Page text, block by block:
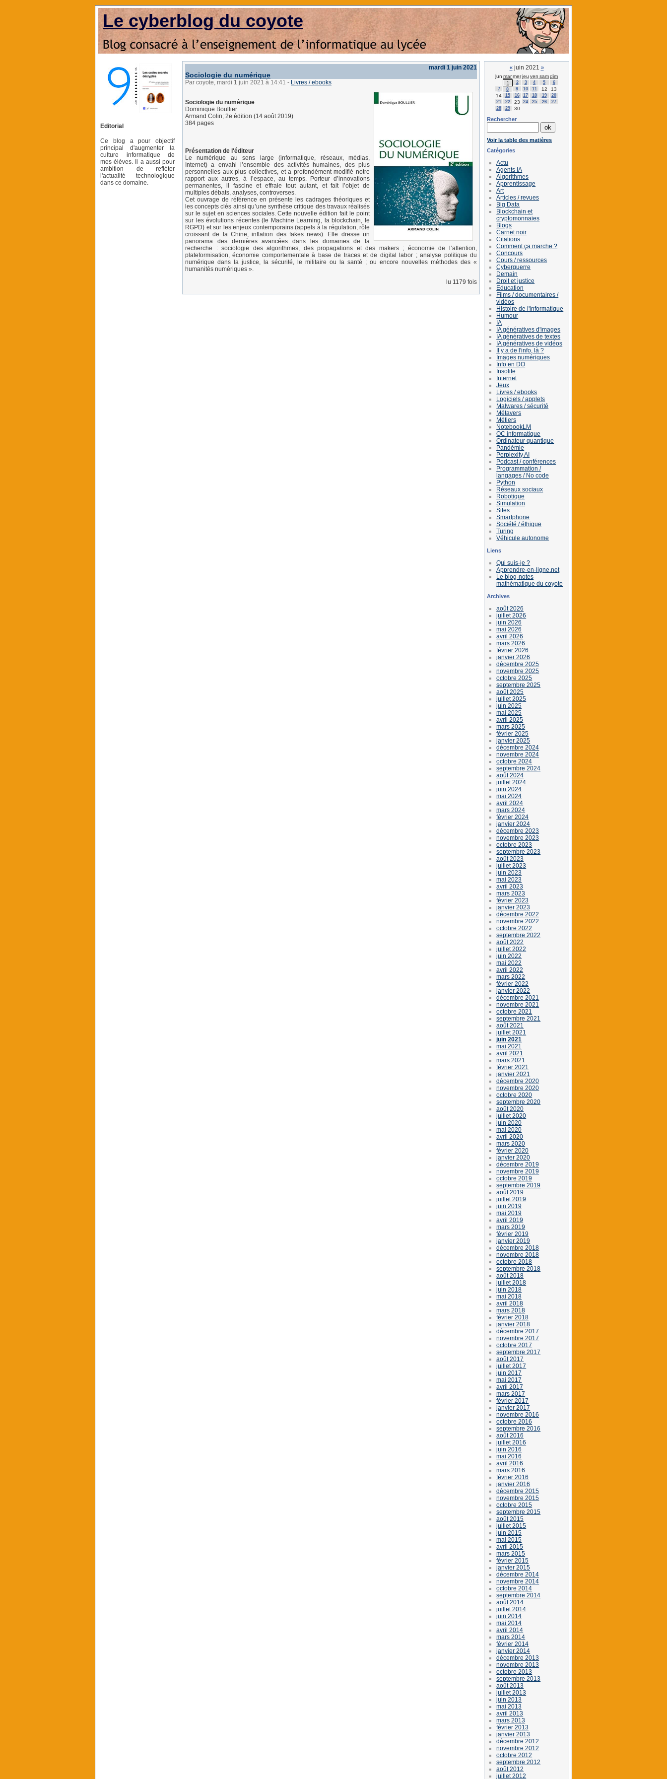
Le cyberblog du coyote
Editorial
Ce blog a pour objectif
principal d'augmenter la
culture informatique de
mes élèves. Il a aussi pour
ambition de refléter
l'actualité technologique
dans ce domaine.
mardi 1 juin 2021
Sociologie du numérique
Par coyote, mardi 1 juin 2021 à 14:41 - Livres / ebooks
Sociologie du numérique
Dominique Boullier
Armand Colin; 2e édition (14 août 2019)
384 pages
Présentation de l'éditeur
Le numérique au sens large (informatique, réseaux, médias,
Internet) a envahi l’ensemble des activités humaines, des plus
personnelles aux plus collectives, et a profondément modifié notre
rapport aux autres, à l’espace, au temps. Porteur d’innovations
permanentes, il fascine et effraie tout autant, et fait l’objet de
multiples débats, analyses, controverses.
Cet ouvrage de référence en présente les cadrages théoriques et
les concepts clés ainsi qu’une synthèse critique des travaux réalisés
sur le sujet en sciences sociales. Cette nouvelle édition fait le point
sur les évolutions récentes (le Machine Learning, la blockchain, le
RGPD) et sur les enjeux contemporains (appels à la régulation, rôle
croissant de la Chine, inflation des fakes news). Elle dresse un
panorama des dernières avancées dans les domaines de la
recherche : sociologie des algorithmes, des propagations et des makers ; économie de l’attention,
plateformisation, économie comportementale à base de traces et de digital labor ; analyse politique du
numérique dans la justice, la sécurité, le militaire ou la santé ; ou encore nouvelles méthodes des «
humanités numériques ».
lu 1179 fois
«juin 2021 »
lun marmerjeu ven samdim
1 2 3 4 5
6
7
8 9 10 11 12
13
14
15 16 17 18 19
20
21
22 23 24 25 26
27
28
29 30
Rechercher
Voir la table des matières
Catégories
Actu
Agents IA
Algorithmes
Apprentissage
Art
Articles / revues
Big Data
Blockchain et
cryptomonnaies
Blogs
Carnet noir
Citations
Comment ça marche ?
Concours
Cours / ressources
Cyberguerre
Demain
Droit et justice
Education
Films / documentaires /
vidéos
Histoire de l'informatique
Humour
IA
IA génératives d'images
IA génératives de textes
IA génératives de vidéos
Il y a de l'info, là ?
Images numériques
Info en DO
Insolite
Internet
Jeux
Livres / ebooks
Logiciels / applets
Malwares / sécurité
Métavers
Métiers
NotebookLM
OC informatique
Ordinateur quantique
Pandémie
Perplexity AI
Podcast / conférences
Programmation /
langages / No code
Python
Réseaux sociaux
Robotique
Simulation
Sites
Smartphone
Société / éthique
Turing
Véhicule autonome
Liens
Qui suis-je ?
Apprendre-en-ligne.net
Le blog-notes
mathématique du coyote
Archives
août 2026
juillet 2026
juin 2026
mai 2026
avril 2026
mars 2026
février 2026
janvier 2026
décembre 2025
novembre 2025
octobre 2025
septembre 2025
août 2025
juillet 2025
juin 2025
mai 2025
avril 2025
mars 2025
février 2025
janvier 2025
décembre 2024
novembre 2024
octobre 2024
septembre 2024
août 2024
juillet 2024
juin 2024
mai 2024
avril 2024
mars 2024
février 2024
janvier 2024
décembre 2023
novembre 2023
octobre 2023
septembre 2023
août 2023
juillet 2023
juin 2023
mai 2023
avril 2023
mars 2023
février 2023
janvier 2023
décembre 2022
novembre 2022
octobre 2022
septembre 2022
août 2022
juillet 2022
juin 2022
mai 2022
avril 2022
mars 2022
février 2022
janvier 2022
décembre 2021
novembre 2021
octobre 2021
septembre 2021
août 2021
juillet 2021
juin 2021
mai 2021
avril 2021
mars 2021
février 2021
janvier 2021
décembre 2020
novembre 2020
octobre 2020
septembre 2020
août 2020
juillet 2020
juin 2020
mai 2020
avril 2020
mars 2020
février 2020
janvier 2020
décembre 2019
novembre 2019
octobre 2019
septembre 2019
août 2019
juillet 2019
juin 2019
mai 2019
avril 2019
mars 2019
février 2019
janvier 2019
décembre 2018
novembre 2018
octobre 2018
septembre 2018
août 2018
juillet 2018
juin 2018
mai 2018
avril 2018
mars 2018
février 2018
janvier 2018
décembre 2017
novembre 2017
octobre 2017
septembre 2017
août 2017
juillet 2017
juin 2017
mai 2017
avril 2017
mars 2017
février 2017
janvier 2017
novembre 2016
octobre 2016
septembre 2016
août 2016
juillet 2016
juin 2016
mai 2016
avril 2016
mars 2016
février 2016
janvier 2016
décembre 2015
novembre 2015
octobre 2015
septembre 2015
août 2015
juillet 2015
juin 2015
mai 2015
avril 2015
mars 2015
février 2015
janvier 2015
décembre 2014
novembre 2014
octobre 2014
septembre 2014
août 2014
juillet 2014
juin 2014
mai 2014
avril 2014
mars 2014
février 2014
janvier 2014
décembre 2013
novembre 2013
octobre 2013
septembre 2013
août 2013
juillet 2013
juin 2013
mai 2013
avril 2013
mars 2013
février 2013
janvier 2013
décembre 2012
novembre 2012
octobre 2012
septembre 2012
août 2012
juillet 2012